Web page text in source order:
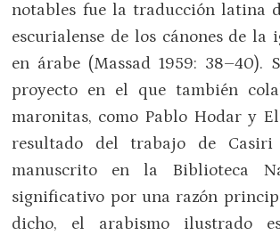
notables fue la traducción latina
escurialense de los cánones de la
en árabe (Massad 1959: 38–40).
proyecto en el que también
maronitas, como Pablo Hodar y
resultado del trabajo de Casiri
manuscrito en la Biblioteca
significativo por una razón
dicho, el arabismo ilustrado